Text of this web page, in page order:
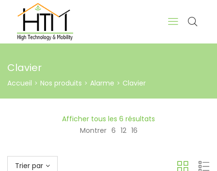
Clavier
Accueil > Nos produits > Alarme > Clavier
Afficher tous les 6 résultats
Montrer 6 12 16
Trier par